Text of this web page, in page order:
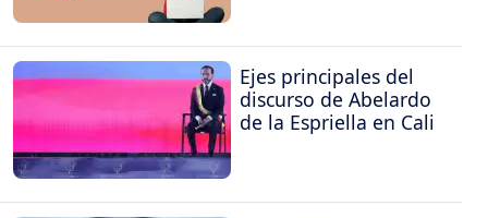
Ejes principales del
discurso de Abelardo
de la Espriella en Cali